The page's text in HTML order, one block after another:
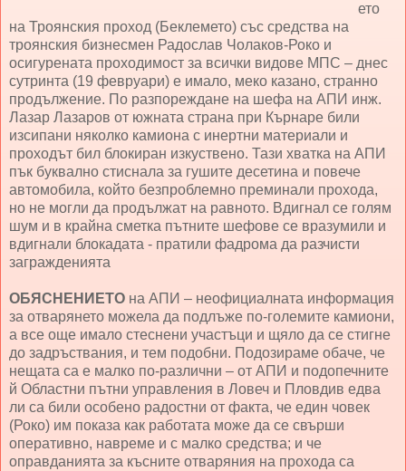
ето
на Троянския проход (Беклемето) със средства на
троянския бизнесмен Радослав Чолаков-Роко и
осигурената проходимост за всички видове МПС – днес
сутринта (19 февруари) е имало, меко казано, странно
продължение. По разпореждане на шефа на АПИ инж.
Лазар Лазаров от южната страна при Кърнаре били
изсипани няколко камиона с инертни материали и
проходът бил блокиран изкуствено. Тази хватка на АПИ
пък буквално стиснала за гушите десетина и повече
автомобила, който безпроблемно преминали прохода,
но не могли да продължат на равното. Вдигнал се голям
шум и в крайна сметка пътните шефове се вразумили и
вдигнали блокадата - пратили фадрома да разчисти
загражденията
ОБЯСНЕНИЕТО на АПИ – неофициалната информация
за отварянето можела да подлъже по-големите камиони,
а все още имало стеснени участъци и щяло да се стигне
до задръствания, и тем подобни. Подозираме обаче, че
нещата са е малко по-различни – от АПИ и подопечните
й Областни пътни управления в Ловеч и Пловдив едва
ли са били особено радостни от факта, че един човек
(Роко) им показа как работата може да се свърши
оперативно, навреме и с малко средства; и че
оправданията за късните отваряния на прохода са